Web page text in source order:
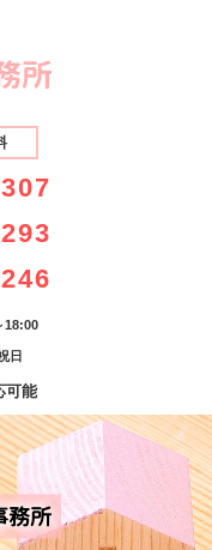
18:00
日
可能
務所